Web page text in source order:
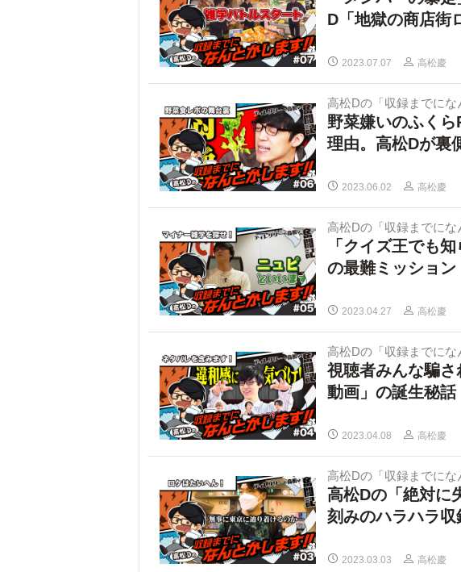
D「地獄の商店街
2023.07.07 高松慶
高松Dの「収録までにな
野菜嫌いのふく
理由。高松Dが裏
2023.06.02 高松慶
高松Dの「収録までにな
「クイズ王でも
の最難ミッション
2023.04.27 高松慶
高松Dの「収録までにな
視聴者みんな騙
動画」の誕生秘話
2023.04.08 高松慶
高松Dの「収録までにな
高松Dの「絶対に
刻みのハラハラ収
2023.03.03 高松慶